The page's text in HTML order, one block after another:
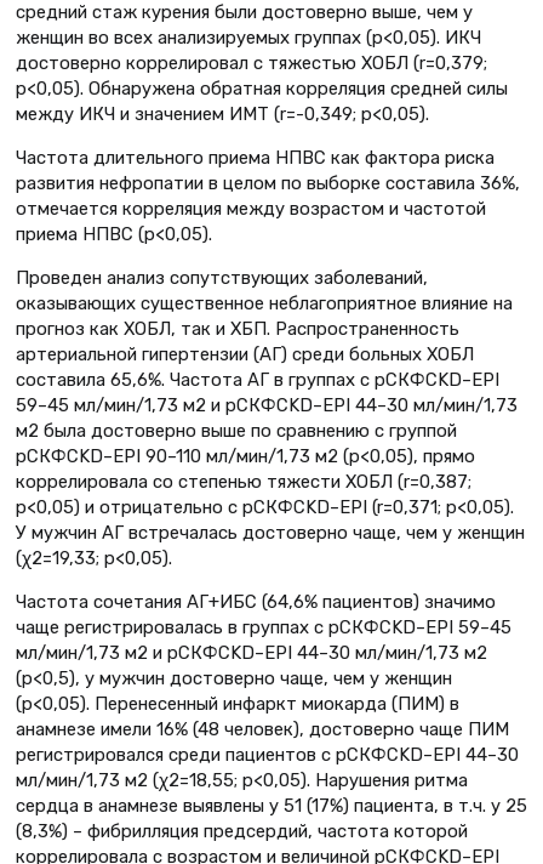
средний стаж курения были достоверно выше, чем у
женщин во всех анализируемых группах (p<0,05). ИКЧ
достоверно коррелировал с тяжестью ХОБЛ (r=0,379;
p<0,05). Обнаружена обратная корреляция средней силы
между ИКЧ и значением ИМТ (r=-0,349; p<0,05).
Частота длительного приема НПВС как фактора риска
развития нефропатии в целом по выборке составила 36%,
отмечается корреляция между возрастом и частотой
приема НПВС (p<0,05).
Проведен анализ сопутствующих заболеваний,
оказывающих существенное неблагоприятное влияние на
прогноз как ХОБЛ, так и ХБП. Распространенность
артериальной гипертензии (АГ) среди больных ХОБЛ
составила 65,6%. Частота АГ в группах с рСКФCKD–EPI
59–45 мл/мин/1,73 м2 и рСКФCKD–EPI 44–30 мл/мин/1,73
м2 была достоверно выше по сравнению с группой
рСКФCKD–EPI 90–110 мл/мин/1,73 м2 (р<0,05), прямо
коррелировала со степенью тяжести ХОБЛ (r=0,387;
р<0,05) и отрицательно с рСКФCKD–EPI (r=0,371; р<0,05).
У мужчин АГ встречалась достоверно чаще, чем у женщин
(χ2=19,33; p<0,05).
Частота сочетания АГ+ИБС (64,6% пациентов) значимо
чаще регистрировалась в группах с рСКФCKD–EPI 59–45
мл/мин/1,73 м2 и рСКФCKD–EPI 44–30 мл/мин/1,73 м2
(p<0,5), у мужчин достоверно чаще, чем у женщин
(p<0,05). Перенесенный инфаркт миокарда (ПИМ) в
анамнезе имели 16% (48 человек), достоверно чаще ПИМ
регистрировался среди пациентов с рСКФCKD–EPI 44–30
мл/мин/1,73 м2 (χ2=18,55; p<0,05). Нарушения ритма
сердца в анамнезе выявлены у 51 (17%) пациента, в т.ч. у 25
(8,3%) – фибрилляция предсердий, частота которой
коррелировала с возрастом и величиной рСКФCKD–EPI